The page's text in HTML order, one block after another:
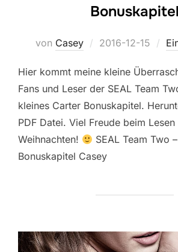
Bonuskapitel
von Casey
Veröffentlicht
2016-12-15
Hier kommt meine kleine
Fans und Leser der SEAL Team
kleines Carter Bonuskapitel.
PDF Datei. Viel Freude beim
Weihnachten!
SEAL Team Two
Bonuskapitel Casey